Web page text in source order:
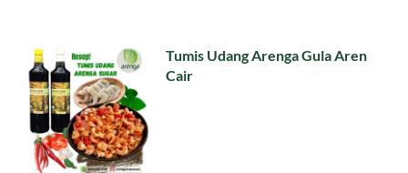
Tumis Udang Arenga Gula Aren
Cair